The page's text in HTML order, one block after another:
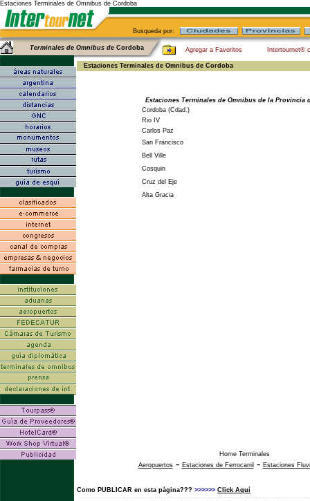
Estaciones Terminales de Omnibus de Cordoba
Busqueda por:
Terminales de Omnibus de Cordoba Agregar a Favoritos Intertournet®
Estaciones Terminales de Omnibus de Cordoba
Estaciones Terminales de Omnibus de la Provincia
Cordoba (Cdad.)
Rio IV
Carlos Paz
San Francisco
Bell Ville
Cosquin
Cruz del Eje
Alta Gracia
Home Terminales
Aeropuertos- Estaciones de Ferrocarril- Estaciones
Como PUBLICAR en esta página??? >>>>>> Click Aquí